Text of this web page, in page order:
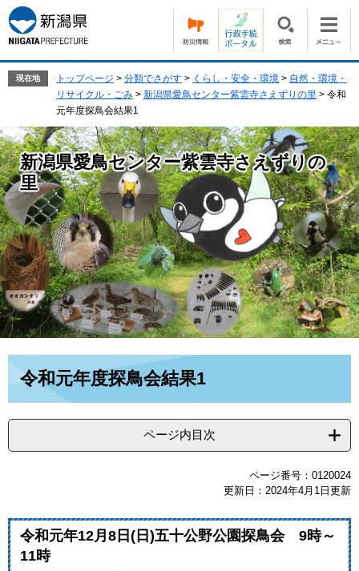
ー
ジ
の
す。
ニ
ュ
ー
し
て
本
文
へ
現在地 トップページ > 分類でさがす > くらし・安全・環境 > 自然・環境・
リサイクル・ごみ > 新潟県愛鳥センター紫雲寺さえずりの里 > 令和
元年度探鳥会結果1
新潟県愛鳥センター紫雲寺さえずりの
里
令和元年度探鳥会結果1
ページ内目次
ページ番号：0120024
更新日：2024年4月1日更新
令和元年12月8日(日)五十公野公園探鳥会 9時～
11時